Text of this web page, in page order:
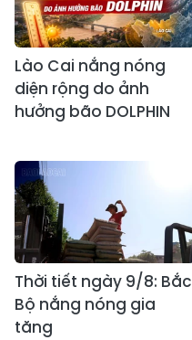
Lào Cai nắng nóng
diện rộng do ảnh
hưởng bão DOLPHIN
Thời tiết ngày 9/8: Bắc
Bộ nắng nóng gia
tăng